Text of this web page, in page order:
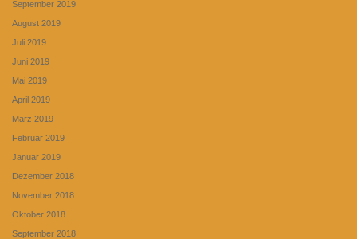
September 2019
August 2019
Juli 2019
Juni 2019
Mai 2019
April 2019
März 2019
Februar 2019
Januar 2019
Dezember 2018
November 2018
Oktober 2018
September 2018